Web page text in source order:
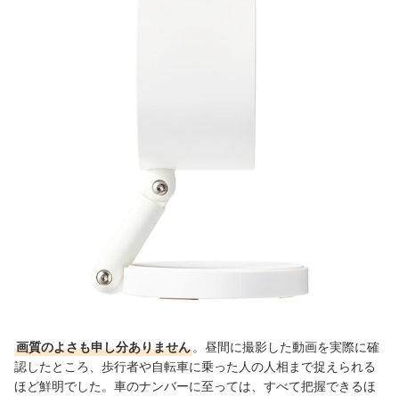
画質のよさも申し分ありません 。 昼間に撮影した動画を実際に確
認したところ、歩行者や自転車に乗った人の人相まで捉えられる
ほど鮮明でした。車のナンバーに至っては、すべて把握できるほ